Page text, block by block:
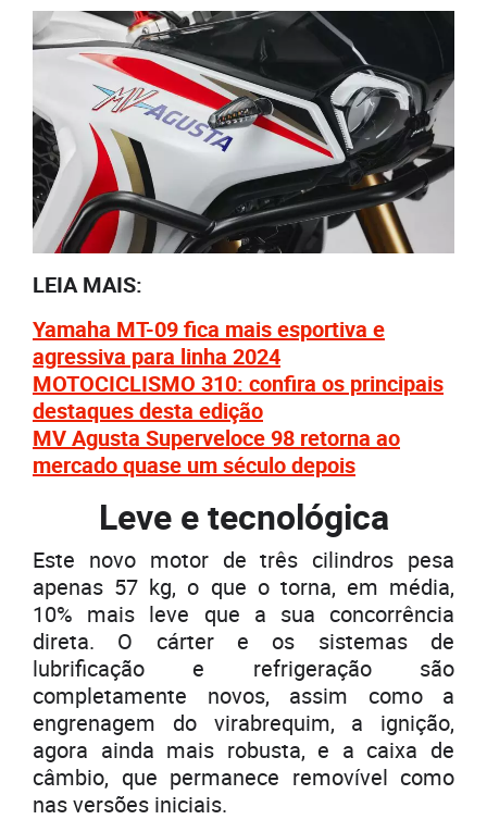
LEIA MAIS:
Yamaha MT-09 fica mais esportiva e
agressiva para linha 2024
MOTOCICLISMO 310: confira os principais
destaques desta edição
MV Agusta Superveloce 98 retorna ao
mercado quase um século depois
Leve e tecnológica
Este novo motor de três cilindros pesa
apenas 57 kg, o que o torna, em média,
10% mais leve que a sua concorrência
direta. O cárter e os sistemas de
lubrificação e refrigeração são
completamente novos, assim como a
engrenagem do virabrequim, a ignição,
agora ainda mais robusta, e a caixa de
câmbio, que permanece removível como
nas versões iniciais.